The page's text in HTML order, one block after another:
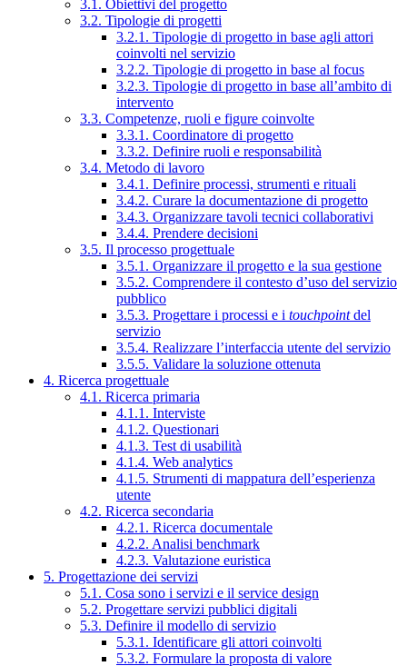
3.1. Obiettivi del progetto
3.2. Tipologie di progetti
3.2.1. Tipologie di progetto in base agli attori
coinvolti nel servizio
3.2.2. Tipologie di progetto in base al focus
3.2.3. Tipologie di progetto in base all’ambito di
intervento
3.3. Competenze, ruoli e figure coinvolte
3.3.1. Coordinatore di progetto
3.3.2. Definire ruoli e responsabilità
3.4. Metodo di lavoro
3.4.1. Definire processi, strumenti e rituali
3.4.2. Curare la documentazione di progetto
3.4.3. Organizzare tavoli tecnici collaborativi
3.4.4. Prendere decisioni
3.5. Il processo progettuale
3.5.1. Organizzare il progetto e la sua gestione
3.5.2. Comprendere il contesto d’uso del servizio
pubblico
3.5.3. Progettare i processi e i touchpointdel
servizio
3.5.4. Realizzare l’interfaccia utente del servizio
3.5.5. Validare la soluzione ottenuta
4. Ricerca progettuale
4.1. Ricerca primaria
4.1.1. Interviste
4.1.2. Questionari
4.1.3. Test di usabilità
4.1.4. Web analytics
4.1.5. Strumenti di mappatura dell’esperienza
utente
4.2. Ricerca secondaria
4.2.1. Ricerca documentale
4.2.2. Analisi benchmark
4.2.3. Valutazione euristica
5. Progettazione dei servizi
5.1. Cosa sono i servizi e il service design
5.2. Progettare servizi pubblici digitali
5.3. Definire il modello di servizio
5.3.1. Identificare gli attori coinvolti
5.3.2. Formulare la proposta di valore